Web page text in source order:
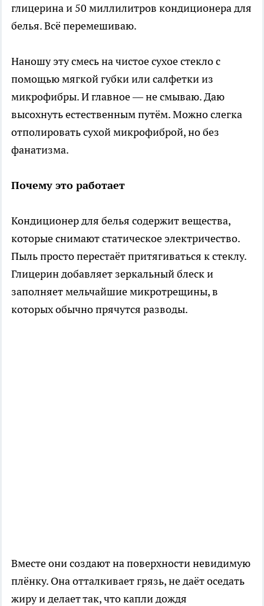
глицерина и 50 миллилитров кондиционера для
белья. Всё перемешиваю.
Наношу эту смесь на чистое сухое стекло с
помощью мягкой губки или салфетки из
микрофибры. И главное — не смываю. Даю
высохнуть естественным путём. Можно слегка
отполировать сухой микрофиброй, но без
фанатизма.
Почему это работает
Кондиционер для белья содержит вещества,
которые снимают статическое электричество.
Пыль просто перестаёт притягиваться к стеклу.
Глицерин добавляет зеркальный блеск и
заполняет мельчайшие микротрещины, в
которых обычно прячутся разводы.
Вместе они создают на поверхности невидимую
плёнку. Она отталкивает грязь, не даёт оседать
жиру и делает так, что капли дождя